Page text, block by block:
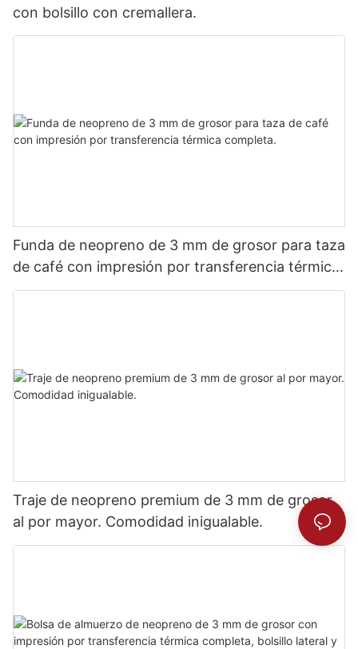
con bolsillo con cremallera.
Funda de neopreno de 3 mm de grosor para taza
de café con impresión por transferencia térmica
completa.
Traje de neopreno premium de 3 mm de grosor
al por mayor. Comodidad inigualable.